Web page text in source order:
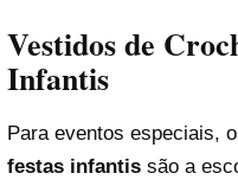
Vestidos de
Infantis
Para eventos especiais,
festas infantis são a